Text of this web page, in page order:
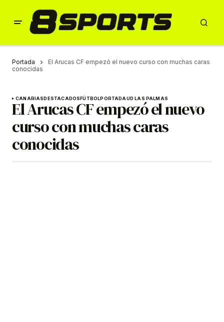
Portada
El Arucas CF empezó el nuevo curso con muchas caras
conocidas
CANARIASDESTACADOSFÚTBOLPORTADAUD LAS PALMAS
El Arucas CF empezó el nuevo
curso con muchas caras
conocidas